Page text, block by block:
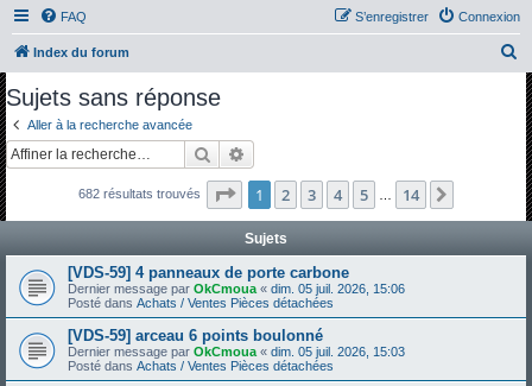
FAQ Connexion
S’enregistrer
Index du forum
c
Sujets sans réponse
Aller à la recherche avancée
Rechercher
682 résultats trouvés Page 1sur14
1 2 3 4 5 14
Sujets
[VDS-59] 4 panneaux de porte carbone
Dernier message par OkCmoua « dim. 05 juil. 2026, 15:06
Posté dans Achats / Ventes Pièces détachées
[VDS-59] arceau 6 points boulonné
Dernier message par OkCmoua « dim. 05 juil. 2026, 15:03
Posté dans Achats / Ventes Pièces détachées